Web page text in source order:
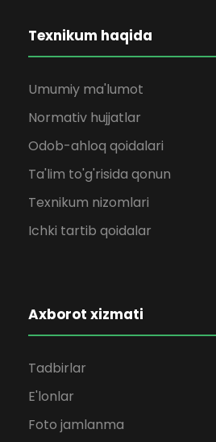
Texnikum haqida
Umumiy ma'lumot
Normativ hujjatlar
Odob-ahloq qoidalari
Ta'lim to'g'risida qonun
Texnikum nizomlari
Ichki tartib qoidalar
Axborot xizmati
Tadbirlar
E'lonlar
Foto jamlanma